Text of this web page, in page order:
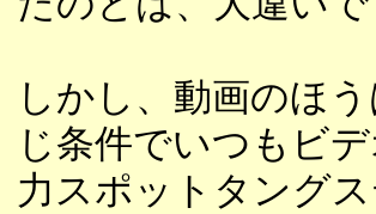
しかし、動画のほ
じ条件でいつもビ
力スポットタング